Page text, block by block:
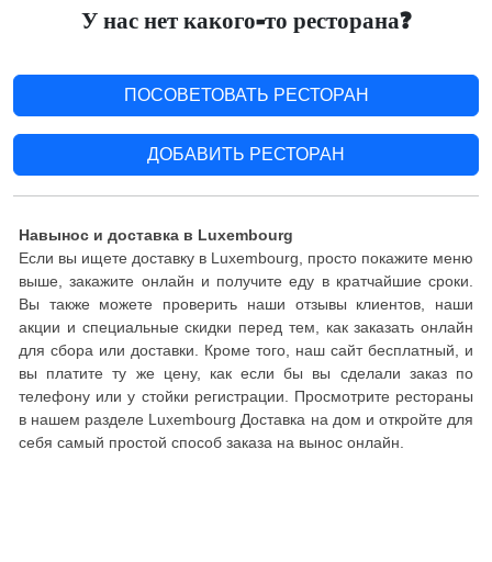
У нас нет какого-то ресторана?
ПОСОВЕТОВАТЬ РЕСТОРАН
ДОБАВИТЬ РЕСТОРАН
Навынос и доставка в Luxembourg
Если вы ищете доставку в Luxembourg, просто покажите меню
выше, закажите онлайн и получите еду в кратчайшие сроки.
Вы также можете проверить наши отзывы клиентов, наши
акции и специальные скидки перед тем, как заказать онлайн
для сбора или доставки. Кроме того, наш сайт бесплатный, и
вы платите ту же цену, как если бы вы сделали заказ по
телефону или у стойки регистрации. Просмотрите рестораны
в нашем разделе Luxembourg Доставка на дом и откройте для
себя самый простой способ заказа на вынос онлайн.